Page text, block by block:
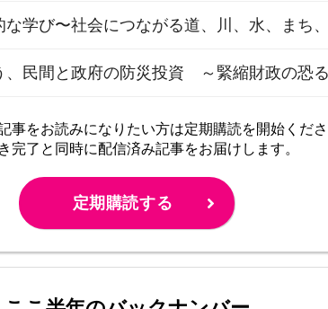
学び〜社会につながる道、川、水、まち
、民間と政府の防災投資 ～緊縮財政の恐
事をお読みになりたい方は定期購読を開始くださ
完了と同時に配信済み記事をお届けします。
定期購読する